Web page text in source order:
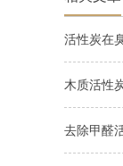
活性炭在
木质活性
去除甲醛